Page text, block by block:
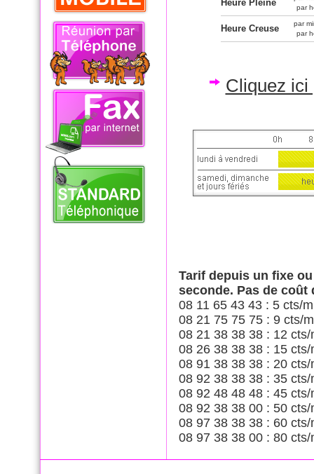
Heure Pleine
par
Heure Creuse
par
par
Cliquez ici
Tarif depuis un fixe
seconde. Pas de coût
08 11 65 43 43 : 5 cts/
08 21 75 75 75 : 9 cts/
08 21 38 38 38 : 12 cts/
08 26 38 38 38 : 15 cts/
08 91 38 38 38 : 20 cts/
08 92 38 38 38 : 35 cts/
08 92 48 48 48 : 45 cts/
08 92 38 38 00 : 50 cts/
08 97 38 38 38 : 60 cts/
08 97 38 38 00 : 80 cts/